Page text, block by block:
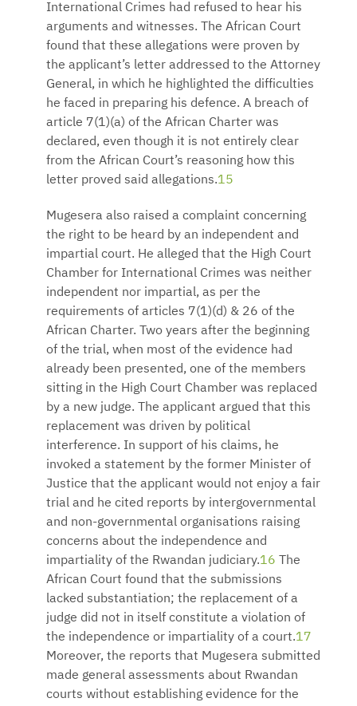
International Crimes had refused to hear his
arguments and witnesses. The African Court
found that these allegations were proven by
the applicant’s letter addressed to the Attorney
General, in which he highlighted the difficulties
he faced in preparing his defence. A breach of
article 7(1)(a) of the African Charter was
declared, even though it is not entirely clear
from the African Court’s reasoning how this
letter proved said allegations.15
Mugesera also raised a complaint concerning
the right to be heard by an independent and
impartial court. He alleged that the High Court
Chamber for International Crimes was neither
independent nor impartial, as per the
requirements of articles 7(1)(d) & 26 of the
African Charter. Two years after the beginning
of the trial, when most of the evidence had
already been presented, one of the members
sitting in the High Court Chamber was replaced
by a new judge. The applicant argued that this
replacement was driven by political
interference. In support of his claims, he
invoked a statement by the former Minister of
Justice that the applicant would not enjoy a fair
trial and he cited reports by intergovernmental
and non-governmental organisations raising
concerns about the independence and
impartiality of the Rwandan judiciary.16 The
African Court found that the submissions
lacked substantiation; the replacement of a
judge did not in itself constitute a violation of
the independence or impartiality of a court.17
Moreover, the reports that Mugesera submitted
made general assessments about Rwandan
courts without establishing evidence for the